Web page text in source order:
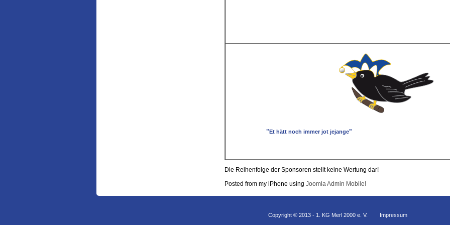
"Et hätt noch immer jot jejange"
Die Reihenfolge der Sponsoren stellt keine Wertung dar!
Posted from my iPhone usingJoomla Admin Mobile!
Copyright © 2013 - 1. KG Merl 2000 e. V. Impressum